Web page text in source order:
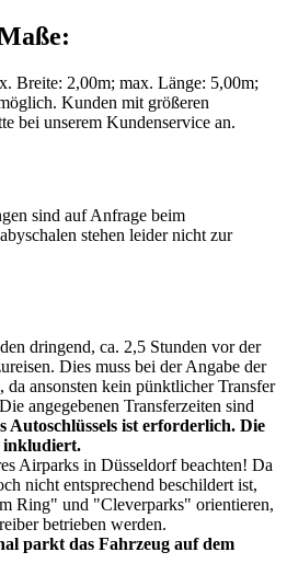
Breite: 2,00m; max. Länge: 5,00m;
Kunden mit größeren
bei unserem Kundenservice an.
sind auf Anfrage beim
stehen leider nicht zur
dringend, ca. 2,5 Stunden vor der
Dies muss bei der Angabe der
da ansonsten kein pünktlicher Transfer
angegebenen Transferzeiten sind
Autoschlüssels ist erforderlich. Die
inkludiert.
Airparks in Düsseldorf beachten! Da
nicht entsprechend beschildert ist,
Ring" und "Cleverparks" orientieren,
betrieben werden.
parkt das Fahrzeug auf dem